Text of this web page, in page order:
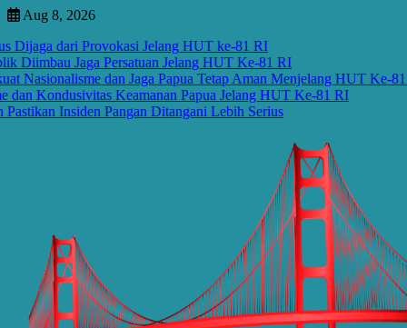
Skip
content
Aug 8, 2026
dari Provokasi Jelang HUT ke-81 RI
Jaga Persatuan Jelang HUT Ke-81 RI
dan Jaga Papua Tetap Aman Menjelang HUT Ke-81 RI
Keamanan Papua Jelang HUT Ke-81 RI
Insiden Pangan Ditangani Lebih Serius